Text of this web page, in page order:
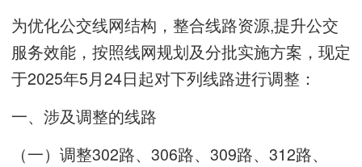
为优化公交线网结构，整合线路资源,提升公交
服务效能，按照线网规划及分批实施方案，现定
于2025年5月24日起对下列线路进行调整：
一、涉及调整的线路
（一）调整302路、306路、309路、312路、